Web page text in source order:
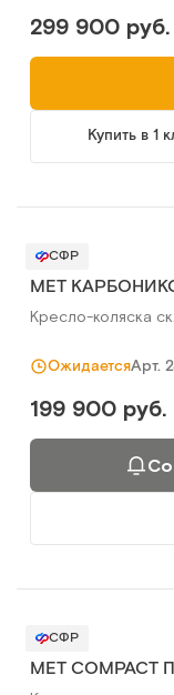
299 900 руб.
Купить в 1
СФР
MET
Кресло-коляска
ОжидаетсяАрт.
199 900 руб.
СФР
MET